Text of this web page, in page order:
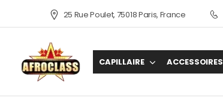
25 Rue Poulet, 75018 Paris, France
CAPILLAIRE ACCESSOIRES